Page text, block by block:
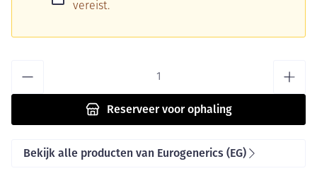
vereist.
Reserveervoor ophaling
Bekijk alle producten van Eurogenerics (EG)